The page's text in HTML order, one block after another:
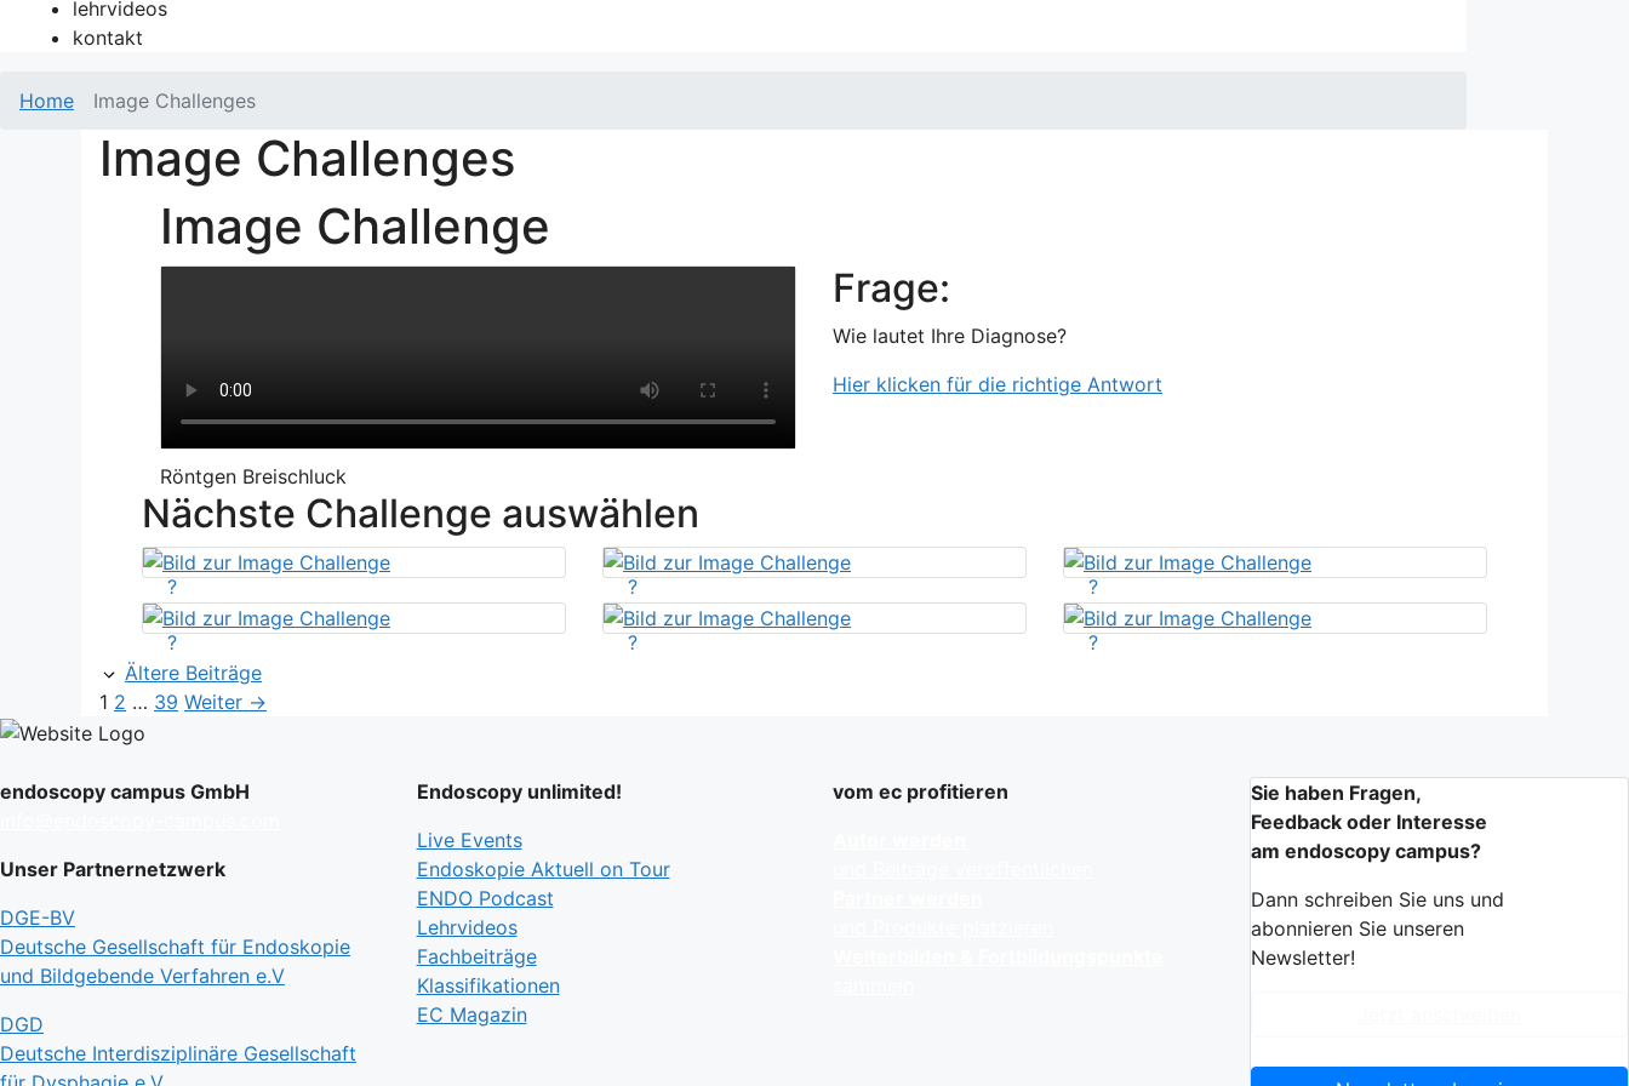
lehrvideos
kontakt
Home Image Challenges
Image Challenges
Image Challenge
Röntgen Breischluck
Frage:
Wie lautet Ihre Diagnose?
Hier klicken für die richtige Antwort
Nächste Challenge auswählen
? ? ?
? ?
?
Ältere Beiträge
Seite
1 Seite
2 … Seite
39 Weiter →
endoscopy campus GmbH
Unser Partnernetzwerk
DGE-BV
Deutsche Gesellschaft für Endoskopie
und Bildgebende Verfahren e.V
DGD
Deutsche Interdisziplinäre Gesellschaft
Endoscopy unlimited!
Live Events
Endoskopie Aktuell on Tour
ENDO Podcast
Lehrvideos
Fachbeiträge
Klassifikationen
EC Magazin
vom ec profitieren
Sie haben Fragen,
Feedback oder Interesse
am endoscopy campus?
Dann schreiben Sie uns und
abonnieren Sie unseren
Newsletter!